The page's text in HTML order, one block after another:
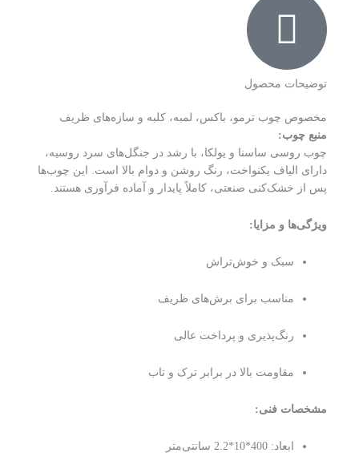
توضیحات محصول
مخصوص چوب ترمو، باکس، لمبه، کلبه و سازه‌های ظریف
منبع چوب:
چوب روسی ساسنا و یولکا، با رشد در جنگل‌های سرد روسیه،
دارای الیاف یکنواخت، رنگ روشن و دوام بالا است. این چوب‌ها
پس از خشک‌کنی صنعتی، کاملاً پایدار و آماده فرآوری هستند.
ویژگی‌ها و مزایا:
سبک و خوش‌تراش
مناسب برای برش‌های ظریف
رنگ‌پذیری و پرداخت عالی
مقاومت بالا در برابر ترک و تاب
مشخصات فنی:
ابعاد: 400*10*2.2 سانتی‌متر